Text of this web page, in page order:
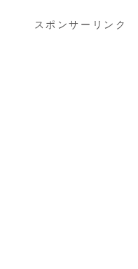
スポンサーリンク